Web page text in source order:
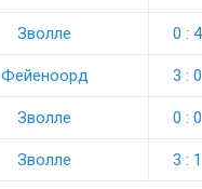
Зволле 0 : 4
Фейеноорд 3 : 0
Зволле 0 : 0
Зволле 3 : 1